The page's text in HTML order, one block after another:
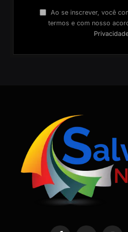
Ao se inscrever, você
termos e com nosso